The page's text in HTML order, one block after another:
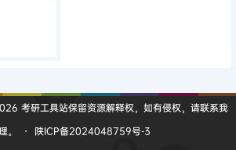
考研工具站保留资源解释权，如有侵权，请联系我
。
・
陕ICP备2024048759号-3